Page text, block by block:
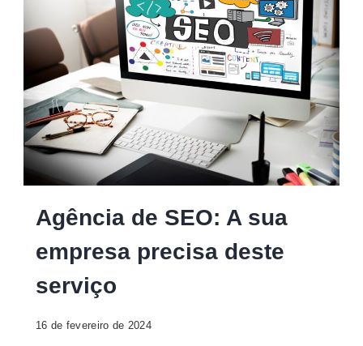
de
SEO
Agência de SEO: A sua
empresa precisa deste
serviço
16 de fevereiro de 2024